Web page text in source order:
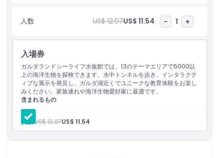
だし、13歳未満の子供は有料の大人の同伴が必要です。一部のアト
ラクションには安全のため身長制限があります。手荷物はセキュリ
す。地元のバス路線でのアクセスが便利で、ガルダランド停留所か
ら徒歩7分と、この海のワンダーランドへの訪問が容易です。チケ
ットは返金不可・変更不可のため、事前に計画を立ててこのユニー
クな水中の冒険をお楽しみください。
ハイライト
人数 US$ 12.07US$ 11.54 - 1 +
入場券
ガルダランドシーライフ水族館では、13のテーマエリアで5000以
上の海洋生物を探検できます。水中トンネルを歩き、インタラクテ
ィブな展示を発見し、ガルダ湖近くでユニークな教育体験をお楽し
みください。家族連れや海洋生物愛好家に最適です。
含まれるもの
ガーディランド・シーライフ水族館入場
人数: US$ 12.07US$ 11.54